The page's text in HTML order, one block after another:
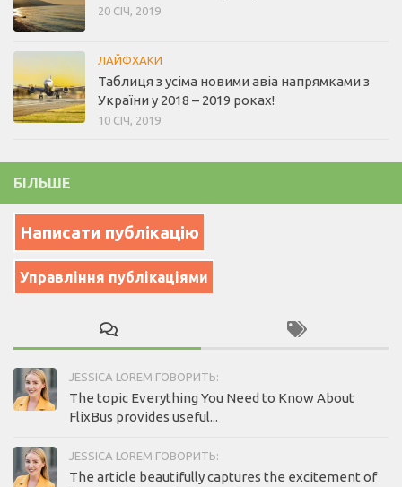
20 СІЧ, 2019
ЛАЙФХАКИ
Таблиця з усіма новими авіа напрямками з
України у 2018 – 2019 роках!
10 СІЧ, 2019
БІЛЬШЕ
Написати публікацію
Управління публікаціями
JESSICA LOREM ГОВОРИТЬ:
The topic Everything You Need to Know About
FlixBus provides useful...
JESSICA LOREM ГОВОРИТЬ:
The article beautifully captures the excitement of